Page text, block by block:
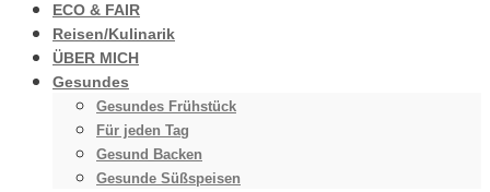
ECO & FAIR
Reisen/Kulinarik
ÜBER MICH
Gesundes
Gesundes Frühstück
Für jeden Tag
Gesund Backen
Gesunde Süßspeisen